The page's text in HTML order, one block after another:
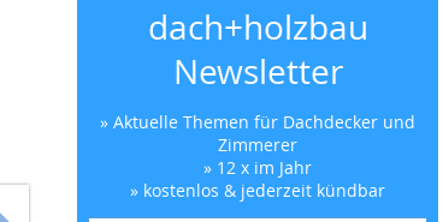
dach+holzbau
Newsletter
» Aktuelle Themen für Dachdecker und
Zimmerer
» 12 x im Jahr
» kostenlos & jederzeit kündbar